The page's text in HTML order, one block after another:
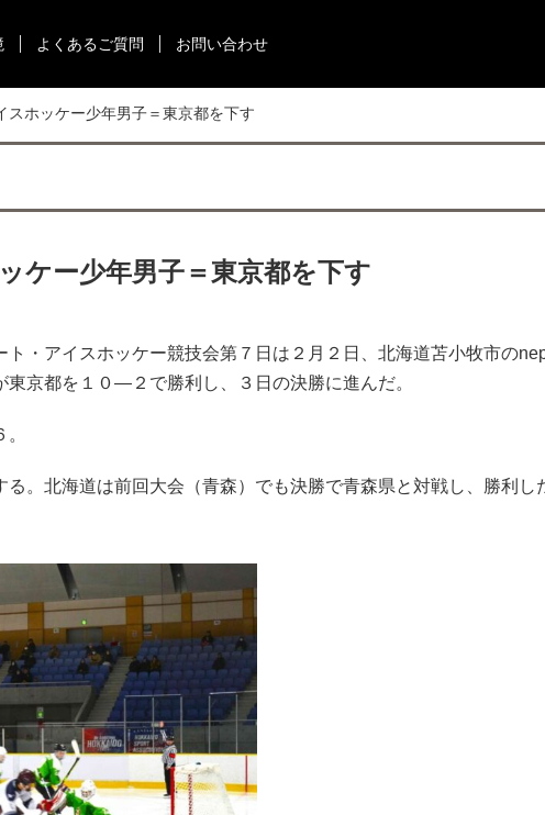
よくあるご質問 お問い合わせ
ホッケー少年男子＝東京都を下す
ケー少年男子＝東京都を下す
・アイスホッケー競技会第７日は２月２日、北海道苫小牧市の
東京都を１０―２で勝利し、３日の決勝に進んだ。
。北海道は前回大会（青森）でも決勝で青森県と対戦し、勝利し